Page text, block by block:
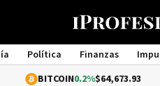
Política Finanzas
0.2%$64,673.93